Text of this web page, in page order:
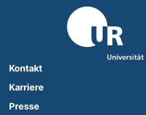
Kontakt
Karriere
Presse